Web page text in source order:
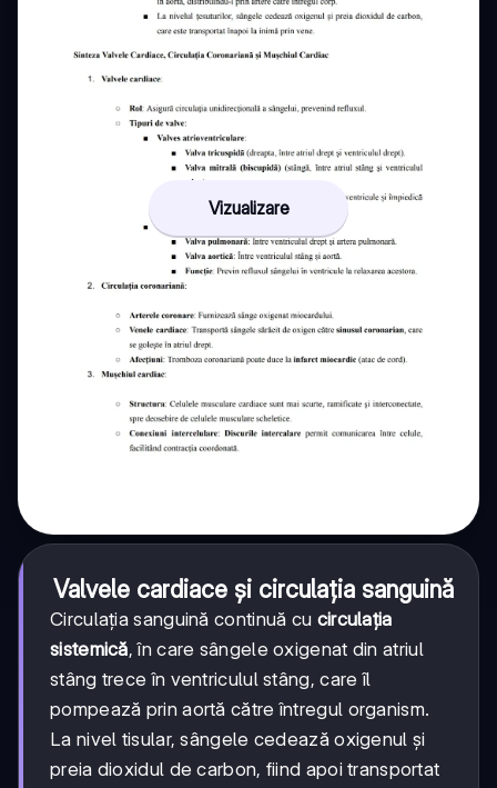
Vizualizare
Valvele cardiace și circulația sanguină
Circulația sanguină continuă cu circulația
sistemică, în care sângele oxigenat din atriul
stâng trece în ventriculul stâng, care îl
pompează prin aortă către întregul organism.
La nivel tisular, sângele cedează oxigenul și
preia dioxidul de carbon, fiind apoi transportat